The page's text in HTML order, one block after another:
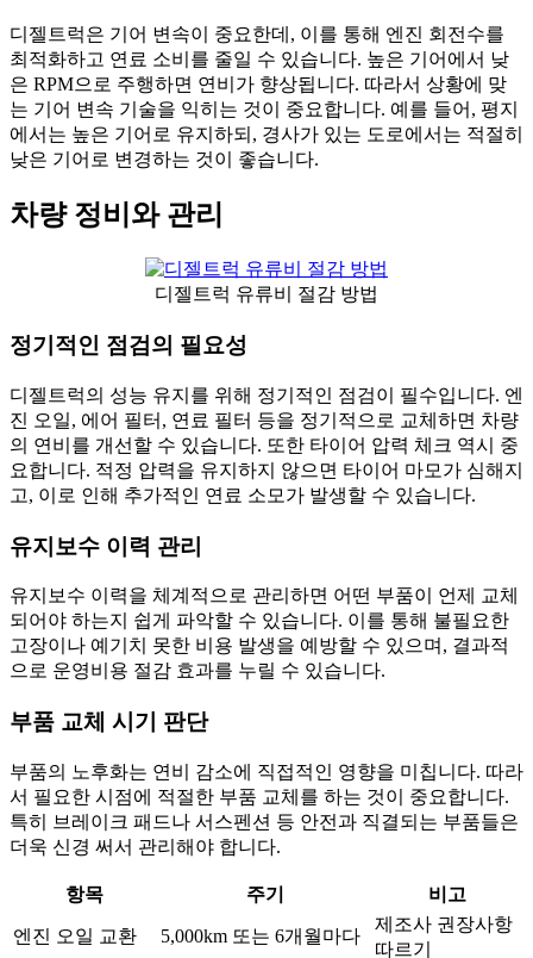
디젤트럭은 기어 변속이 중요한데, 이를 통해 엔진 회전수를
최적화하고 연료 소비를 줄일 수 있습니다. 높은 기어에서 낮
은 RPM으로 주행하면 연비가 향상됩니다. 따라서 상황에 맞
는 기어 변속 기술을 익히는 것이 중요합니다. 예를 들어, 평지
에서는 높은 기어로 유지하되, 경사가 있는 도로에서는 적절히
낮은 기어로 변경하는 것이 좋습니다.
차량 정비와 관리
디젤트럭 유류비 절감 방법
정기적인 점검의 필요성
디젤트럭의 성능 유지를 위해 정기적인 점검이 필수입니다. 엔
진 오일, 에어 필터, 연료 필터 등을 정기적으로 교체하면 차량
의 연비를 개선할 수 있습니다. 또한 타이어 압력 체크 역시 중
요합니다. 적정 압력을 유지하지 않으면 타이어 마모가 심해지
고, 이로 인해 추가적인 연료 소모가 발생할 수 있습니다.
유지보수 이력 관리
유지보수 이력을 체계적으로 관리하면 어떤 부품이 언제 교체
되어야 하는지 쉽게 파악할 수 있습니다. 이를 통해 불필요한
고장이나 예기치 못한 비용 발생을 예방할 수 있으며, 결과적
으로 운영비용 절감 효과를 누릴 수 있습니다.
부품 교체 시기 판단
부품의 노후화는 연비 감소에 직접적인 영향을 미칩니다. 따라
서 필요한 시점에 적절한 부품 교체를 하는 것이 중요합니다.
특히 브레이크 패드나 서스펜션 등 안전과 직결되는 부품들은
더욱 신경 써서 관리해야 합니다.
항목 주기 비고
엔진 오일 교환 5,000km 또는 6개월마다
제조사 권장사항
따르기